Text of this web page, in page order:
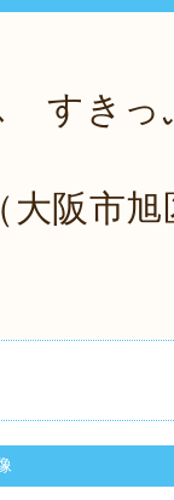
すきっ
阪市旭